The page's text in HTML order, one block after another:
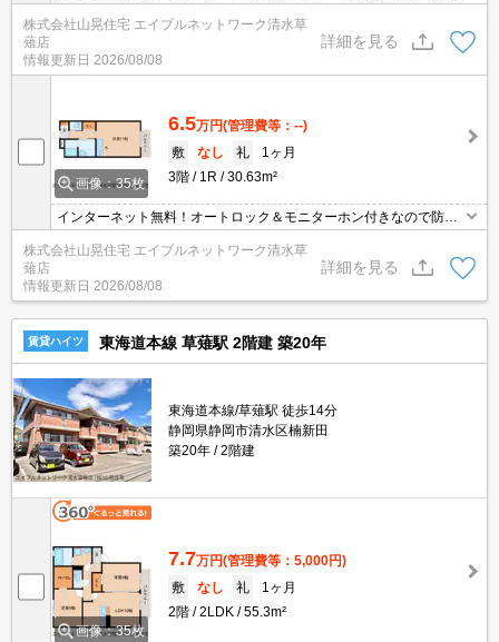
ホン付きなので防犯面も安心♪駅へ50ｍ！コンビニへ220ｍ◇スーパ
ーへ430ｍ◇ドラッグストアへ430ｍと生活に便利☆静岡県立大学へ
850ｍと通学にも便利な立地です！システムキッチンなので料理も
ラクラク♪お部屋も広々11帖！ぜひ、お問い合わせください！
株式会社山晃住宅 エイブルネットワーク清水草
薙店
情報更新日 2026/08/08
詳細を見る
画像：35枚
6.5万円(管理費等：--)
敷
なし 礼
1ヶ月
3階
1R 30.63m²
インターネット無料！オートロック＆モニターホン付きなので防犯
面も安心♪駅へ50ｍ！コンビニへ220ｍ◇スーパーへ430ｍ◇ドラッ
グストアへ430ｍと生活便利☆静岡県立大学へ850ｍと通学にも便利
な立地です！システムキッチンなので料理もラクラク♪お部屋も広々
11帖！！エイブルが目の前の物件！ぜひ、お問い合わせください！
株式会社山晃住宅 エイブルネットワーク清水草
薙店
情報更新日 2026/08/08
詳細を見る
賃貸ハイツ 東海道本線 草薙駅 2階建 築20年
東海道本線/草薙駅 徒歩14分
静岡県静岡市清水区楠新田
築20年
2階建
画像：35枚
7.7万円(管理費等：5,000円)
敷
なし 礼
1ヶ月
2階
2LDK 55.3m²